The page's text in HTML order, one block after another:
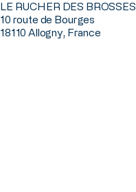
LE RUCHER DES BROSSES
10 route de Bourges
18110 Allogny, France